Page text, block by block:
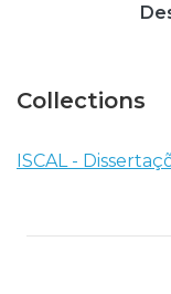
Collections
ISCAL -